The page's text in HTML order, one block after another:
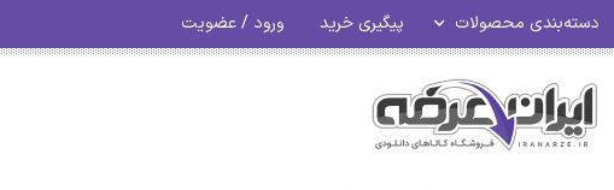
دسته‌بندی محصولات پیگیری خرید ورود / عضویت